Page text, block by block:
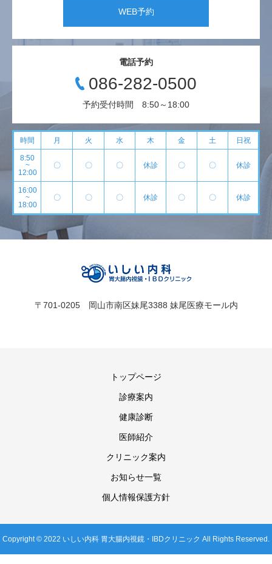
WEB予約
電話予約
086-282-0500
予約受付時間 8:50～18:00
時間 月 火 水 木 金 土 日祝
8:50
~
12:00
〇 〇 〇 休診 〇 〇 休診
16:00
~
18:00
〇 〇 〇 休診 〇 〇 休診
〒701-0205 岡山市南区妹尾3388 妹尾医療モール内
トップページ
診療案内
健康診断
医師紹介
クリニック案内
お知らせ一覧
個人情報保護方針
Copyright © 2022 いしい内科 胃大腸内視鏡・IBDクリニック All Rights Reserved.